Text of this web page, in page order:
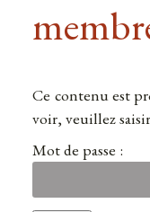
Ce contenu est
voir, veuillez
Mot de passe :